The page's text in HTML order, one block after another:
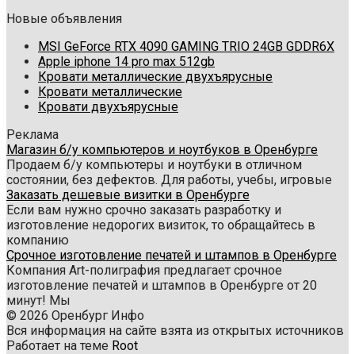
Новые объявления
MSI GeForce RTX 4090 GAMING TRIO 24GB GDDR6X
Apple iphone 14 pro max 512gb
Кровати металлические двухъярусные
Кровати металлические
Кровати двухъярусные
Реклама
Магазин б/у компьютеров и ноутбуков в Оренбурге
Продаем б/у компьютеры и ноутбуки в отличном
состоянии, без дефектов. Для работы, учебы, игровые
Заказать дешевые визитки в Оренбурге
Если вам нужно срочно заказать разработку и
изготовление недорогих визиток, то обращайтесь в
компанию
Срочное изготовление печатей и штампов в Оренбурге
Компания Art-полиграфия предлагает срочное
изготовление печатей и штампов в Оренбурге от 20
минут! Мы
© 2026 Оренбург Инфо
Вся информация на сайте взята из открытых источников
Работает на теме Root